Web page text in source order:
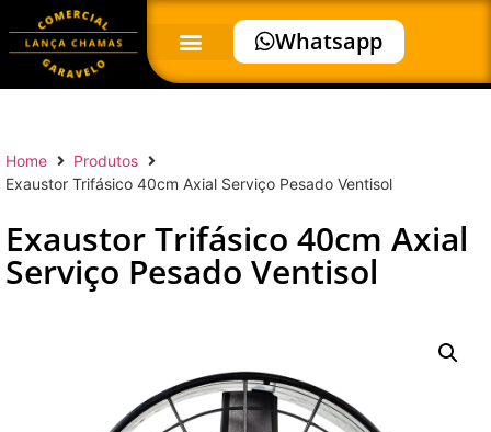
Whatsapp
Home
Produtos
Exaustor Trifásico 40cm Axial Serviço Pesado Ventisol
Exaustor Trifásico 40cm Axial
Serviço Pesado Ventisol